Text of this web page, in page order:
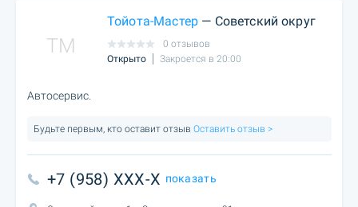
TM
Тойота-Мастер — Советский округ
0 отзывов
Открыто
Закроется в 20:00
Автосервис.
Будьте первым, кто оставит отзыв Оставить отзыв >
+7 (958) XXX-X показать